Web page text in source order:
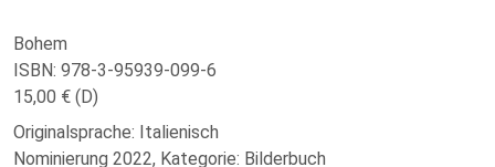
Bohem
ISBN: 978-3-95939-099-6
15,00 € (D)
Originalsprache: Italienisch
Nominierung 2022, Kategorie: Bilderbuch